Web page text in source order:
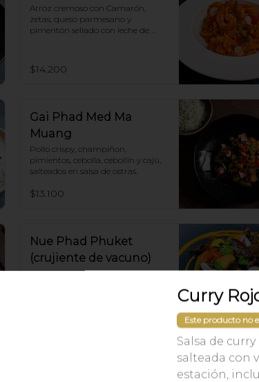
Arroz cremoso con Camarón,
zetas, queso parmesano y
pimentón sellado con leche de
$14.200
Gai Phad Med Ma
Muang
Pollo crispy, champiñon,
pimientos, cebolla, cebollín y cajú,
salteados en salsa de ostras.
$13.100
Nue Phad Phuket
(crujiente de vacuno)
Crujiente de vacuno al estilo
Curry
Este producto no
Salsa de
salteada con
estación,